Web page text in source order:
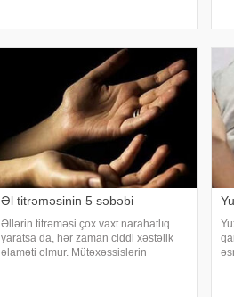
onurğanın sağlam qalmasınd
Əl titrəməsinin 5 səbəbi
Əllərin titrəməsi çox vaxt narahatlıq
yaratsa da, hər zaman ciddi xəstəlik
əlaməti olmur. Mütəxəssislərin